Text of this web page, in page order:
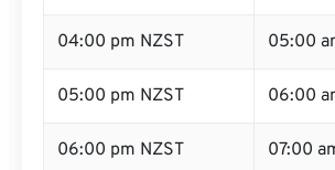
04:00 pm NZST 05:00
05:00 pm NZST 06:00
06:00 pm NZST 07:00